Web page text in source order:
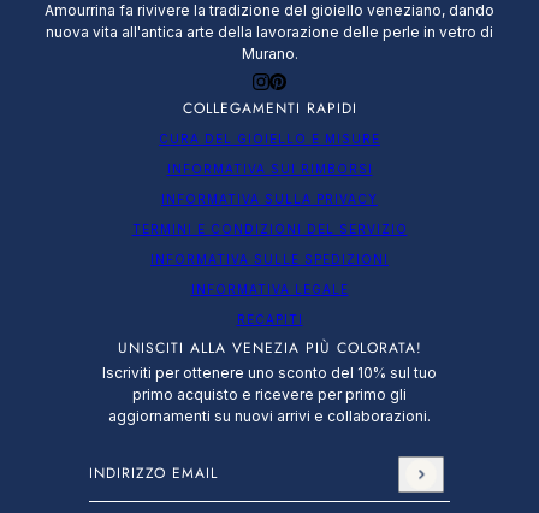
Amourrina fa rivivere la tradizione del gioiello veneziano, dando
nuova vita all'antica arte della lavorazione delle perle in vetro di
Murano.
COLLEGAMENTI RAPIDI
CURA DEL GIOIELLO E MISURE
INFORMATIVA SUI RIMBORSI
INFORMATIVA SULLA PRIVACY
TERMINI E CONDIZIONI DEL SERVIZIO
INFORMATIVA SULLE SPEDIZIONI
INFORMATIVA LEGALE
RECAPITI
UNISCITI ALLA VENEZIA PIÙ COLORATA!
Iscriviti per ottenere uno sconto del 10% sul tuo
primo acquisto e ricevere per primo gli
aggiornamenti su nuovi arrivi e collaborazioni.
Questo sito è protetto da hCaptcha e applica le